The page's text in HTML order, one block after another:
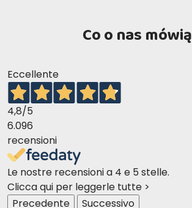
Co o nas mówią
Eccellente
4,8/5
6.096
recensioni
Le nostre recensioni a 4 e 5 stelle.
Clicca qui per leggerle tutte >
Precedente
Successivo